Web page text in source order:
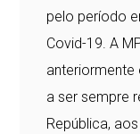
pelo período
Covid-19. A
anteriormente
a ser sempre
República,